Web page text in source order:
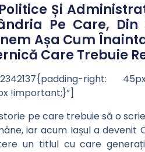
Și
Pe Care, Din
Așa Cum
Care Trebuie
right:
!important;}”]
pe care trebuie să o
iar acum Iașul a devenit
un titlul cu care